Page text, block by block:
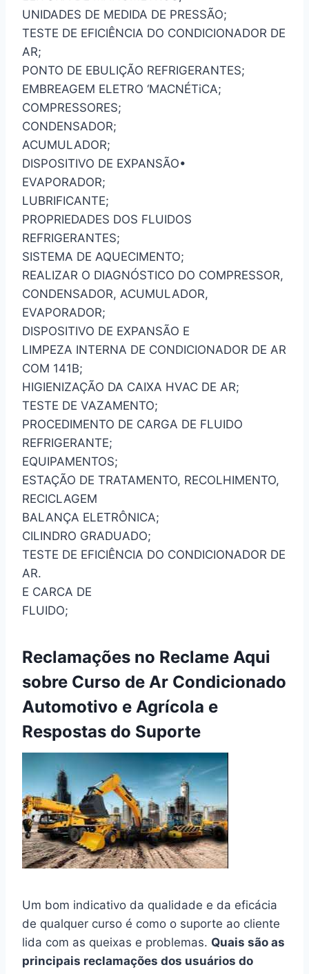
UNIDADES DE MEDIDA DE PRESSÃO;
TESTE DE EFICIÊNCIA DO CONDICIONADOR DE
AR;
PONTO DE EBULIÇÃO REFRIGERANTES;
EMBREAGEM ELETRO ‘MACNÉTiCA;
COMPRESSORES;
CONDENSADOR;
ACUMULADOR;
DISPOSITIVO DE EXPANSÃO•
EVAPORADOR;
LUBRIFICANTE;
PROPRIEDADES DOS FLUIDOS
REFRIGERANTES;
SISTEMA DE AQUECIMENTO;
REALIZAR O DIAGNÓSTICO DO COMPRESSOR,
CONDENSADOR, ACUMULADOR,
EVAPORADOR;
DISPOSITIVO DE EXPANSÃO E
LIMPEZA INTERNA DE CONDICIONADOR DE AR
COM 141B;
HIGIENIZAÇÃO DA CAIXA HVAC DE AR;
TESTE DE VAZAMENTO;
PROCEDIMENTO DE CARGA DE FLUIDO
REFRIGERANTE;
EQUIPAMENTOS;
ESTAÇÃO DE TRATAMENTO, RECOLHIMENTO,
RECICLAGEM
BALANÇA ELETRÔNICA;
CILINDRO GRADUADO;
TESTE DE EFICIÊNCIA DO CONDICIONADOR DE
AR.
E CARCA DE
FLUIDO;
Reclamações no Reclame Aqui
sobre Curso de Ar Condicionado
Automotivo e Agrícola e
Respostas do Suporte
Um bom indicativo da qualidade e da eficácia
de qualquer curso é como o suporte ao cliente
lida com as queixas e problemas. Quais são as
principais reclamações dos usuários do